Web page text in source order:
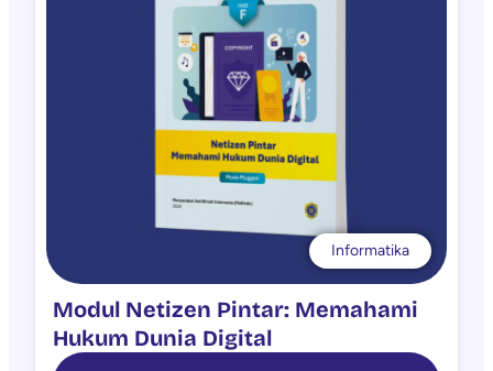
Informatika
Modul Netizen Pintar: Memahami
Hukum Dunia Digital